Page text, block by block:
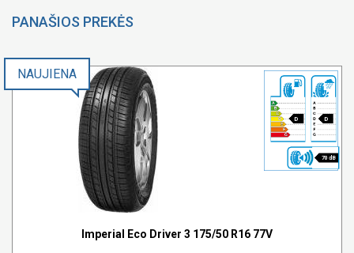
PANAŠIOS PREKĖS
D D
70 dB
NAUJIENA
Imperial Eco Driver 3 175/50 R16 77V